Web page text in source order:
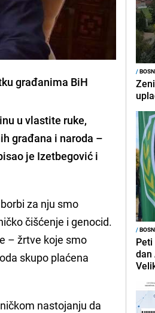
građanima BiH
u vlastite ruke,
građana i naroda –
je Izetbegović i
za nju smo
čišćenje i genocid.
– žrtve koje smo
skupo plaćena
nastojanju da
/
/
dan